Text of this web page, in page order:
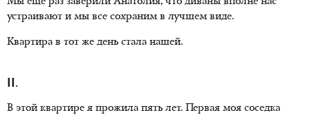
устраивают и мы все сохраним в лучшем виде.
Квартира в тот же день стала нашей.
II.
В этой квартире я прожила пять лет. Первая моя соседка